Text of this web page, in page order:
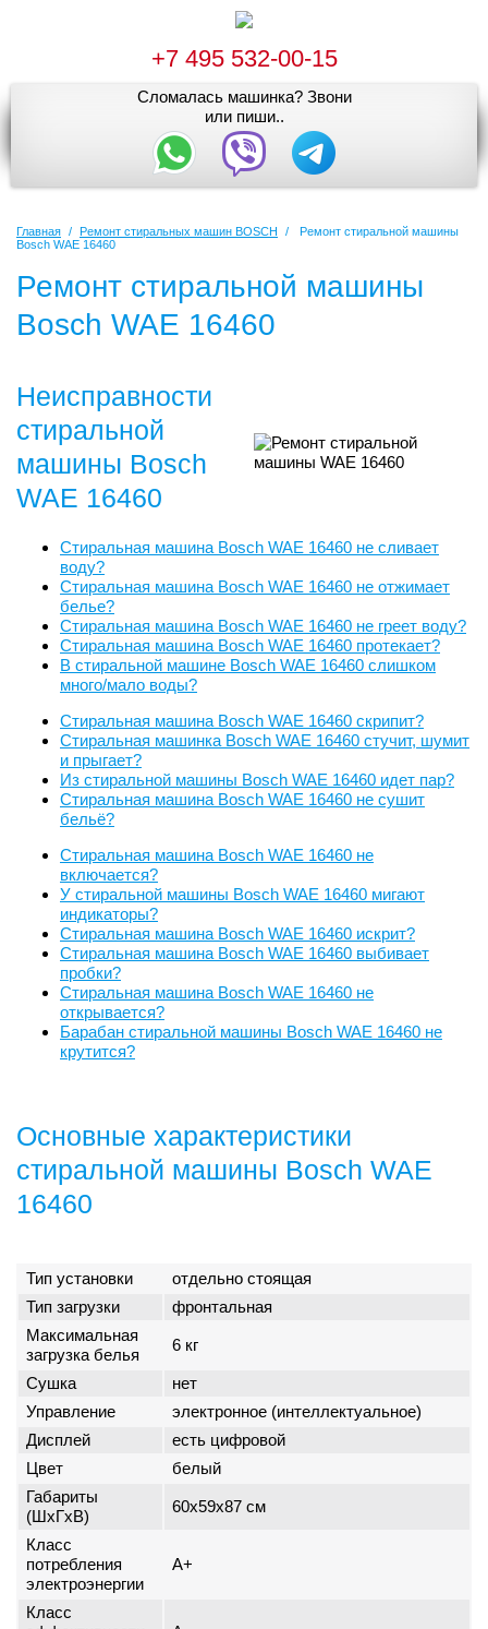
+7 495 532-00-15
Сломалась машинка? Звони
или пиши..
Главная / Ремонт стиральных машин BOSCH /
Ремонт стиральной машины
Bosch WAE 16460
Ремонт стиральной машины
Bosch WAE 16460
Неисправности
стиральной
машины Bosch
WAE 16460
Стиральная машина Bosch WAE 16460 не сливает
воду?
Стиральная машина Bosch WAE 16460 не отжимает
белье?
Стиральная машина Bosch WAE 16460 не греет воду?
Стиральная машина Bosch WAE 16460 протекает?
В стиральной машине Bosch WAE 16460 слишком
много/мало воды?
Стиральная машина Bosch WAE 16460 скрипит?
Стиральная машинка Bosch WAE 16460 стучит, шумит
и прыгает?
Из стиральной машины Bosch WAE 16460 идет пар?
Стиральная машина Bosch WAE 16460 не сушит
бельё?
Стиральная машина Bosch WAE 16460 не
включается?
У стиральной машины Bosch WAE 16460 мигают
индикаторы?
Стиральная машина Bosch WAE 16460 искрит?
Стиральная машина Bosch WAE 16460 выбивает
пробки?
Стиральная машина Bosch WAE 16460 не
открывается?
Барабан стиральной машины Bosch WAE 16460 не
крутится?
Основные характеристики
стиральной машины Bosch WAE
16460
Тип установки
отдельно стоящая
Тип загрузки
фронтальная
Максимальная
загрузка белья
6 кг
Сушка
нет
Управление
электронное (интеллектуальное)
Дисплей
есть цифровой
Цвет
белый
Габариты
(ШxГxВ)
60x59x87 см
Класс
потребления
электроэнергии
A+
Класс